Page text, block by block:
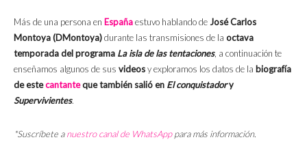
Más de una persona en Españaestuvo hablando deJosé Carlos
Montoya (DMontoya)durante las transmisiones de la octava
temporada del programa La isla de las tentaciones, a continuación te
enseñamos algunos de sus videosy exploramos los datos de la biografía
de estecantanteque también salió en El conquistadory
Supervivientes.
*Suscríbete anuestro canal de WhatsApppara más información.